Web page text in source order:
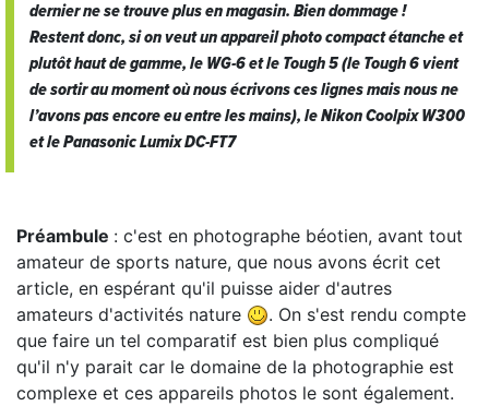
dernier ne se trouve plus en magasin. Bien dommage !
Restent donc, si on veut un appareil photo compact étanche et
plutôt haut de gamme, le WG-6 et le Tough 5 (le Tough 6 vient
de sortir au moment où nous écrivons ces lignes mais nous ne
l’avons pas encore eu entre les mains), le Nikon Coolpix W300
et le Panasonic Lumix DC-FT7
Préambule : c'est en photographe béotien, avant tout
amateur de sports nature, que nous avons écrit cet
article, en espérant qu'il puisse aider d'autres
amateurs d'activités nature
. On s'est rendu compte
que faire un tel comparatif est bien plus compliqué
qu'il n'y parait car le domaine de la photographie est
complexe et ces appareils photos le sont également.